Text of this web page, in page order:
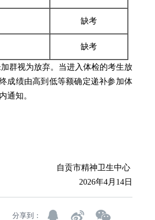
缺考
缺考
群视为放弃。当进入体检的考生放
成绩由高到低等额确定递补参加体
通知。
自贡市精神卫生中心
2026年4月14日
分享到：